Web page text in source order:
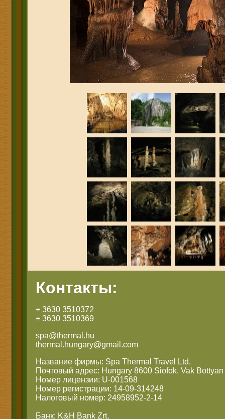
Контакты:
+ 3630 3510372
+ 3630 3510369
spa@thermal.hu
thermal.hungary@gmail.com
Название фирмы: Spa Thermal Travel Ltd.
Почтовый адрес: Hungary 8600 Siofok, Vak Bottyan
Номер лицензии: U-001568
Номер регистрации: 14-09-314248
Налоговый номер: 24958952-2-14
Банк: K&H Bank Zrt,